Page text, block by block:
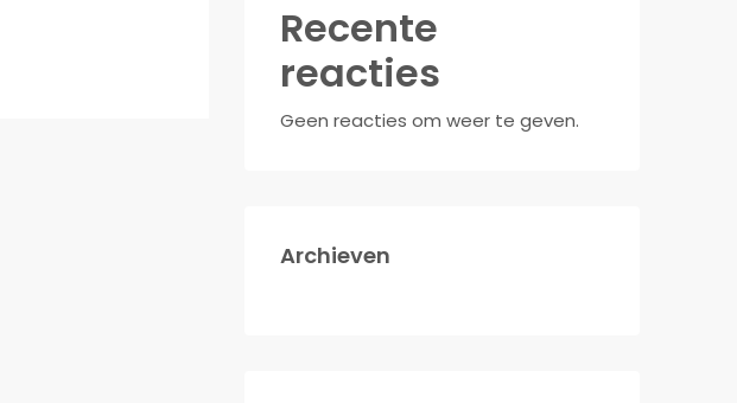
Recente
reacties
Geen reacties om weer te geven.
Archieven